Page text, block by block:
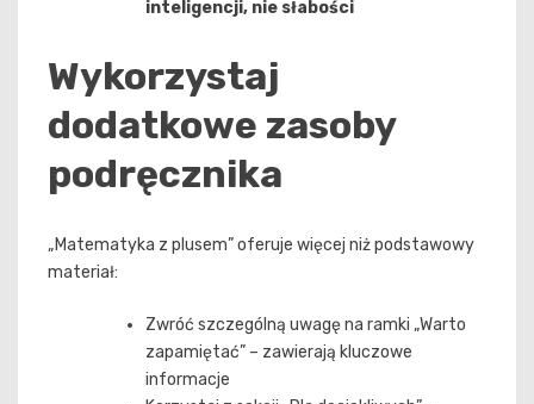
inteligencji, nie słabości
Wykorzystaj
dodatkowe zasoby
podręcznika
„Matematyka z plusem” oferuje więcej niż podstawowy
materiał:
Zwróć szczególną uwagę na ramki „Warto
zapamiętać” – zawierają kluczowe
informacje